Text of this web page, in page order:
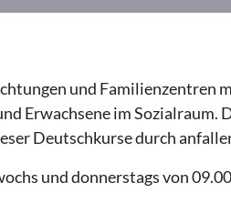
und Familienzentren
Erwachsene im
Deutschkurse durch
und donnerstags von